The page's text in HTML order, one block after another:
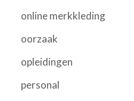
online merkkleding
oorzaak
opleidingen
personal